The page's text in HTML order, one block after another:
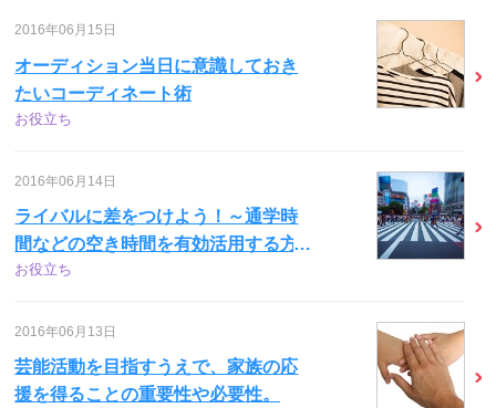
2016年06月15日
オーディション当日に意識しておき
たいコーディネート術
お役立ち
2016年06月14日
ライバルに差をつけよう！～通学時
間などの空き時間を有効活用する方
法～
お役立ち
2016年06月13日
芸能活動を目指すうえで、家族の応
援を得ることの重要性や必要性。